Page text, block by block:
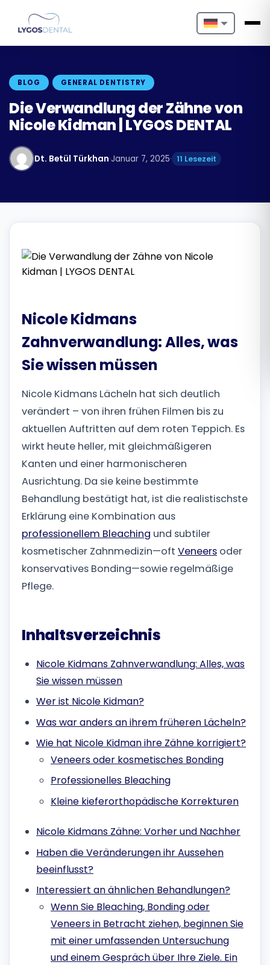
Nederlands
Deutsch
Português
BLOG GENERAL DENTISTRY
Die Verwandlung der Zähne von
Nicole Kidman | LYGOS DENTAL
Dt. Betül Türkhan·Januar 7, 2025· 11 Lesezeit
Nicole Kidmans
Zahnverwandlung: Alles, was
Sie wissen müssen
Nicole Kidmans Lächeln hat sich deutlich
verändert – von ihren frühen Filmen bis zu
aktuellen Auftritten auf dem roten Teppich. Es
wirkt heute heller, mit gleichmäßigeren
Kanten und einer harmonischeren
Ausrichtung. Da sie keine bestimmte
Behandlung bestätigt hat, ist die realistischste
Erklärung eine Kombination aus
professionellem Bleaching und subtiler
kosmetischer Zahnmedizin—oft Veneers oder
konservatives Bonding—sowie regelmäßige
Pflege.
Inhaltsverzeichnis
Nicole Kidmans Zahnverwandlung: Alles, was
Sie wissen müssen
Wer ist Nicole Kidman?
Was war anders an ihrem früheren Lächeln?
Wie hat Nicole Kidman ihre Zähne korrigiert?
Veneers oder kosmetisches Bonding
Professionelles Bleaching
Kleine kieferorthopädische Korrekturen
Nicole Kidmans Zähne: Vorher und Nachher
Haben die Veränderungen ihr Aussehen
beeinflusst?
Interessiert an ähnlichen Behandlungen?
Wenn Sie Bleaching, Bonding oder
Veneers in Betracht ziehen, beginnen Sie
mit einer umfassenden Untersuchung
und einem Gespräch über Ihre Ziele. Ein